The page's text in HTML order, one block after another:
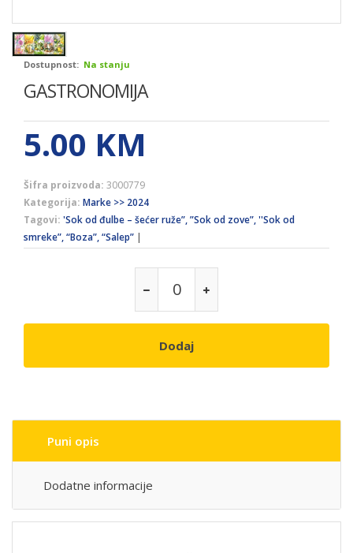
Dostupnost: Na stanju
GASTRONOMIJA
5.00 KM
Šifra proizvoda: 3000779
Kategorija: Marke >> 2024
Tagovi: 'Sok od đulbe – šećer ruže”, ”Sok od zove”, ''Sok od
smreke”, “Boza”, “Salep” |
Dodaj
Puni opis
Dodatne informacije